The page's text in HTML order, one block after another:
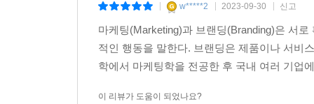
w*****2 2023-09-30 신고
마케팅(Marketing)과 브랜딩(Branding)은 서
적인 행동을 말한다. 브랜딩은 제품이나 서비
학에서 마케팅학을 전공한 후 국내 여러 기업
이 리뷰가 도움이 되었나요?